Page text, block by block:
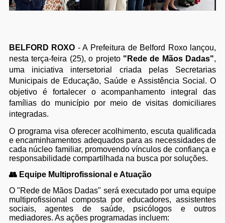
BELFORD ROXO - A Prefeitura de Belford Roxo lançou,
nesta terça-feira (25), o projeto "Rede de Mãos Dadas",
uma iniciativa intersetorial criada pelas Secretarias
Municipais de Educação, Saúde e Assistência Social. O
objetivo é fortalecer o acompanhamento integral das
famílias do município por meio de visitas domiciliares
integradas.
O programa visa oferecer acolhimento, escuta qualificada
e encaminhamentos adequados para as necessidades de
cada núcleo familiar, promovendo vínculos de confiança e
responsabilidade compartilhada na busca por soluções.
👥 Equipe Multiprofissional e Atuação
O "Rede de Mãos Dadas" será executado por uma equipe
multiprofissional composta por educadores, assistentes
sociais, agentes de saúde, psicólogos e outros
mediadores. As ações programadas incluem: